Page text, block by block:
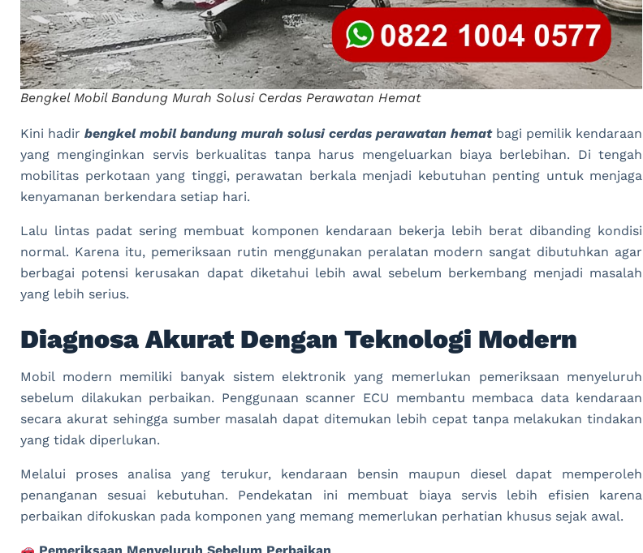
Bengkel Mobil Bandung Murah Solusi Cerdas Perawatan Hemat
Kini hadirbengkel mobil bandung murah solusi cerdas perawatan hematbagi pemilik kendaraan
yang menginginkan servis berkualitas tanpa harus mengeluarkan biaya berlebihan. Di tengah
mobilitas perkotaan yang tinggi, perawatan berkala menjadi kebutuhan penting untuk menjaga
kenyamanan berkendara setiap hari.
Lalu lintas padat sering membuat komponen kendaraan bekerja lebih berat dibanding kondisi
normal. Karena itu, pemeriksaan rutin menggunakan peralatan modern sangat dibutuhkan agar
berbagai potensi kerusakan dapat diketahui lebih awal sebelum berkembang menjadi masalah
yang lebih serius.
Diagnosa Akurat Dengan Teknologi Modern
Mobil modern memiliki banyak sistem elektronik yang memerlukan pemeriksaan menyeluruh
sebelum dilakukan perbaikan. Penggunaan scanner ECU membantu membaca data kendaraan
secara akurat sehingga sumber masalah dapat ditemukan lebih cepat tanpa melakukan tindakan
yang tidak diperlukan.
Melalui proses analisa yang terukur, kendaraan bensin maupun diesel dapat memperoleh
penanganan sesuai kebutuhan. Pendekatan ini membuat biaya servis lebih efisien karena
perbaikan difokuskan pada komponen yang memang memerlukan perhatian khusus sejak awal.